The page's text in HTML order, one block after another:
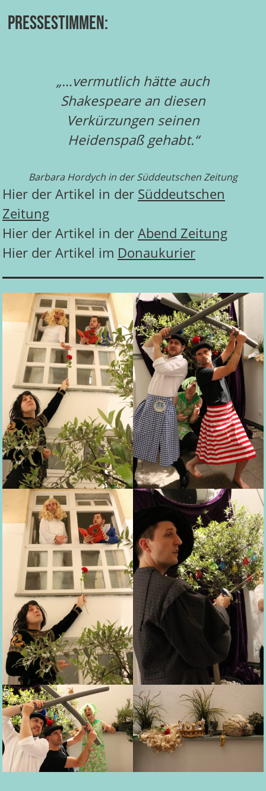
Pressestimmen:
„…vermutlich hätte auch
Shakespeare an diesen
Verkürzungen seinen
Heidenspaß gehabt.“
Barbara Hordych in der Süddeutschen Zeitung
Hier der Artikel in der Süddeutschen
Zeitung
Hier der Artikel in derAbend Zeitung
Hier der Artikel im Donaukurier